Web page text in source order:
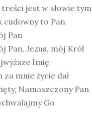
treści jest w słowie tym
cudowny to Pan
Pan
Pan, Jezus, mój Król
Imię
za mnie życie dał
Namaszczony Pan
Go